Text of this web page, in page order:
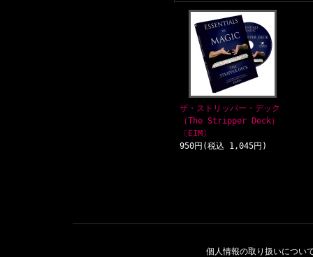
ザ・ストリッパー・デック
（The Stripper Deck）
〔EIM〕
950円(税込 1,045円)
個人情報の取り扱いについ